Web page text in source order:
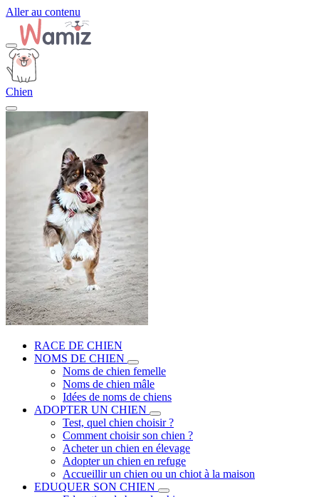
Aller au contenu
Chien
RACE DE CHIEN
NOMS DE CHIEN
Noms de chien femelle
Noms de chien mâle
Idées de noms de chiens
ADOPTER UN CHIEN
Test, quel chien choisir ?
Comment choisir son chien ?
Acheter un chien en élevage
Adopter un chien en refuge
Accueillir un chien ou un chiot à la maison
EDUQUER SON CHIEN